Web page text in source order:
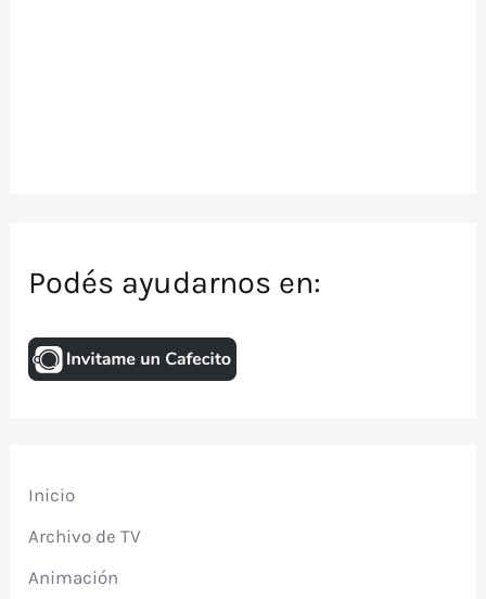
Podés ayudarnos en:
Inicio
Archivo de TV
Animación